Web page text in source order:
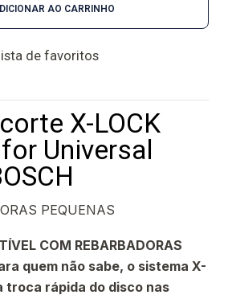
AO CARRINHO
de favoritos
X-LOCK
Universal
PEQUENAS
COM REBARBADORAS
quem não sabe, o sistema X-
troca rápida do disco nas